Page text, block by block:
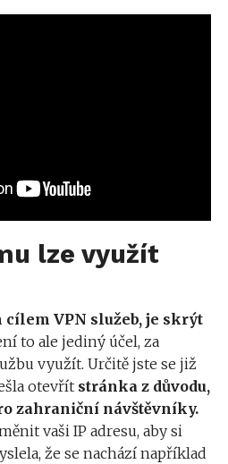
lze využít
VPN služeb, je skrýt
to ale jediný účel, za
využít. Určitě jste se již
otevřít stránka z důvodu,
zahraniční návštěvníky.
vaši IP adresu, aby si
že se nachází například